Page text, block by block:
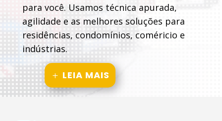
para você. Usamos técnica apurada,
agilidade e as melhores soluções para
residências, condomínios, coméricio e
indústrias.
LEIA MAIS